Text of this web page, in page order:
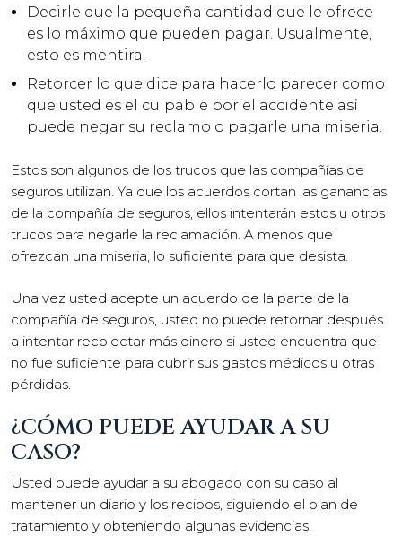
Decirle que la pequeña cantidad que le ofrece
es lo máximo que pueden pagar. Usualmente,
esto es mentira.
Retorcer lo que dice para hacerlo parecer como
que usted es el culpable por el accidente así
puede negar su reclamo o pagarle una miseria.
Estos son algunos de los trucos que las compañías de
seguros utilizan. Ya que los acuerdos cortan las ganancias
de la compañía de seguros, ellos intentarán estos u otros
trucos para negarle la reclamación. A menos que
ofrezcan una miseria, lo suficiente para que desista.
Una vez usted acepte un acuerdo de la parte de la
compañía de seguros, usted no puede retornar después
a intentar recolectar más dinero si usted encuentra que
no fue suficiente para cubrir sus gastos médicos u otras
pérdidas.
¿CÓMO PUEDE AYUDAR A SU
CASO?
Usted puede ayudar a su abogado con su caso al
mantener un diario y los recibos, siguiendo el plan de
tratamiento y obteniendo algunas evidencias.